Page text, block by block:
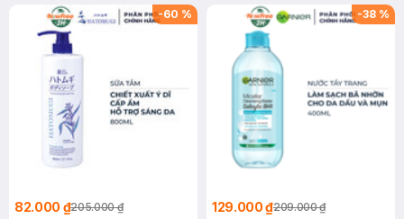
(SL có hạn)
-60 %
82.000 ₫205.000 ₫
-38 %
129.000 ₫209.000 ₫